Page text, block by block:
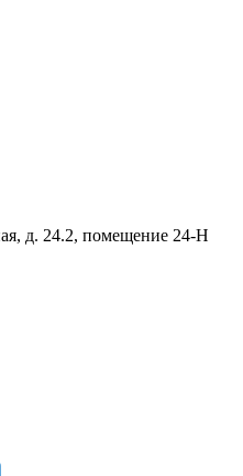
д. 24.2, помещение 24-Н